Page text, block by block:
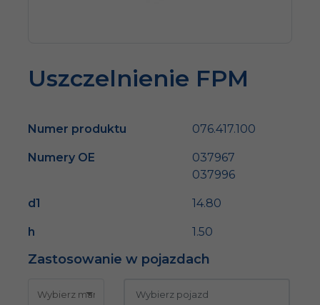
Uszczelnienie FPM
Numer produktu 076.417.100
Numery OE
037967
037996
d1 14.80
h 1.50
Zastosowanie w pojazdach